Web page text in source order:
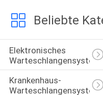
Beliebte
Elektronisches
Warteschlangensystem
Krankenhaus-
Warteschlangensystem